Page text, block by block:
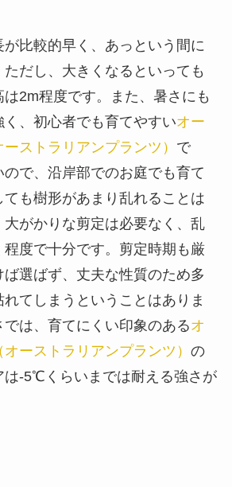
が比較的早く、あっという間に
だし、大きくなるといっても
2m程度です。また、暑さにも
、初心者でも育てやすいオー
ストラリアンプランツ） で
で、沿岸部でのお庭でも育て
ても樹形があまり乱れることは
大がかりな剪定は必要なく、乱
程度で十分です。剪定時期も厳
選ばず、丈夫な性質のため多
てしまうということはありま
は、育てにくい印象のあるオ
ーストラリアンプランツ） の
は-5℃くらいまでは耐える強さが